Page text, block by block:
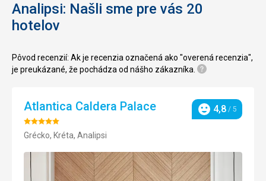
Analipsi: Našli sme pre vás 20
hotelov
Pôvod recenzií: Ak je recenzia označená ako "overená recenzia",
je preukázané, že pochádza od nášho zákazníka.
Atlantica Caldera Palace
Hodnotenie:
5/5
Grécko, Kréta, Analipsi
Hodnotenie
4,8 / 5